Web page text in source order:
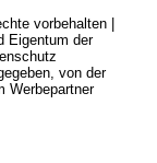
vorbehalten |
Eigentum der
von der
Werbepartner